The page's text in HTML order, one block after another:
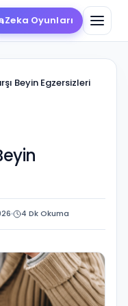
Zeka Oyunları
Beyin Egzersizleri
4 Dk Okuma